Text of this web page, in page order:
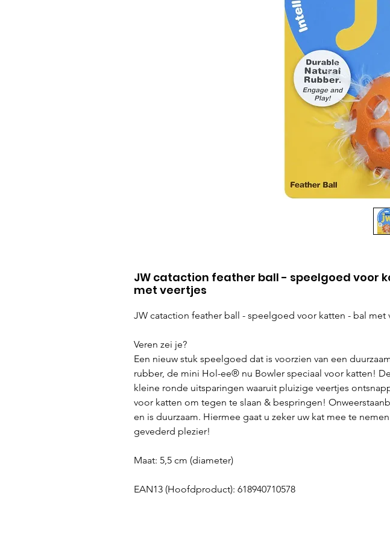
JW cataction feather ball - speelgoed voor
met veertjes
JW cataction feather ball - speelgoed voor katten - bal met
Veren zei je?
Een nieuw stuk speelgoed dat is voorzien van een
rubber, de mini Hol-ee® nu Bowler speciaal voor katten!
kleine ronde uitsparingen waaruit pluizige veertjes
voor katten om tegen te slaan & bespringen!
en is duurzaam. Hiermee gaat u zeker uw kat mee te
gevederd plezier!
Maat: 5,5 cm (diameter)
EAN13 (Hoofdproduct): 618940710578